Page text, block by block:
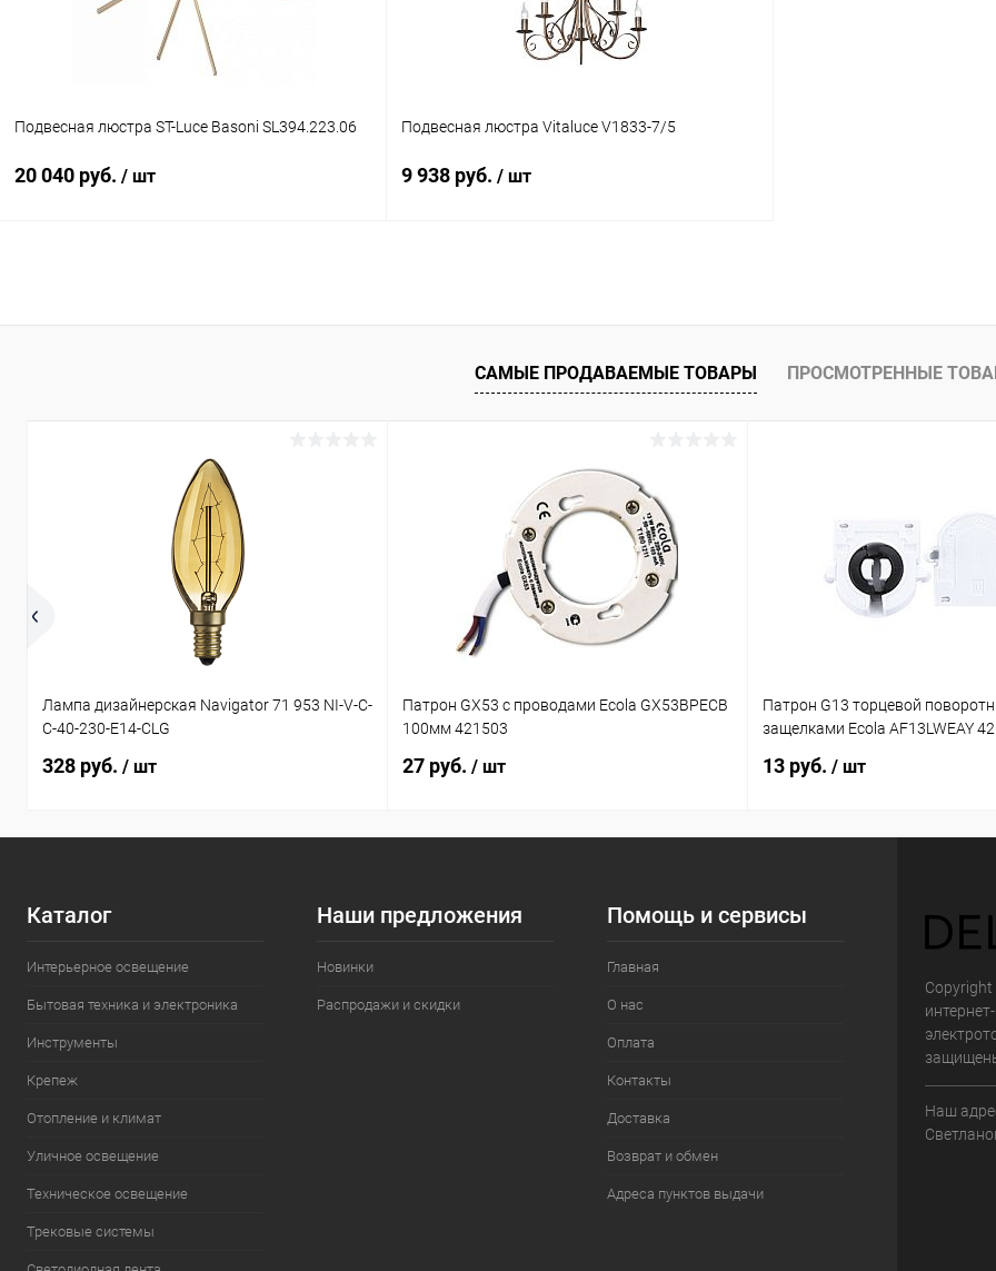
Подвесная люстра ST-Luce Basoni SL394.223.06
20 040 руб. / шт
Купить в 1 клик Сравнение
Подвесная люстра Vitaluce V1833-7/5
9 938 руб. / шт
Купить в 1 клик Сравнение
В избранное В наличии
САМЫЕ ПРОДАВАЕМЫЕ ТОВАРЫ ПРОСМОТРЕННЫЕ
Лампа дизайнерская Navigator 71 953 NI-V-C-
C-40-230-E14-CLG
328 руб. / шт
Патрон GX53 с проводами Ecola GX53BPECB
100мм 421503
27 руб. / шт
Патрон G13 торцевой
защелками Ecola AF13LWEAY
13 руб. / шт
Каталог
Интерьерное освещение
Бытовая техника и электроника
Инструменты
Крепеж
Отопление и климат
Уличное освещение
Техническое освещение
Трековые системы
Наши предложения
Новинки
Распродажи и скидки
Помощь и сервисы
Главная
О нас
Оплата
Контакты
Доставка
Возврат и обмен
Адреса пунктов выдачи
Наш